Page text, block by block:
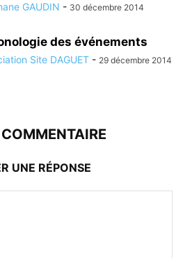
GAUDIN - 30 décembre 2014
des événements
Site DAGUET - 29 décembre 2014
UNE RÉPONSE